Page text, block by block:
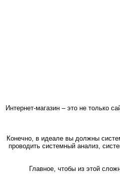
Интернет-магазин – это не только
Конечно, в идеале вы должны
проводить системный анализ,
Главное, чтобы из этой